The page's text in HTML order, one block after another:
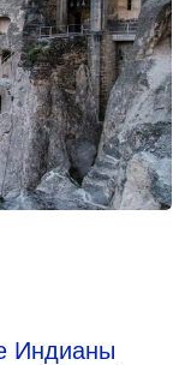
Индианы